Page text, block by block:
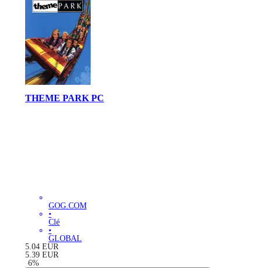
THEME PARK PC
GOG.COM
•
Clé
•
GLOBAL
5.04 EUR
5.39 EUR
-6%